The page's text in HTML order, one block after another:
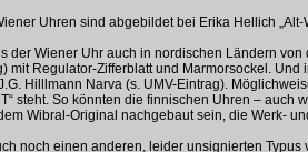
Uhren sind abgebildet bei Erika Hellich
der Wiener Uhr auch in nordischen Ländern
mit Regulator-Zifferblatt und Marmorsockel.
Hilllmann Narva (s. UMV-Eintrag).
steht. So könnten die finnischen Uhren –
Wibral-Original nachgebaut sein, die Werk-
noch einen anderen, leider unsignierten